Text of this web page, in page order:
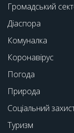
Громадський
Діаспора
Комуналка
Коронавірус
Погода
Природа
Соціальний
Туризм